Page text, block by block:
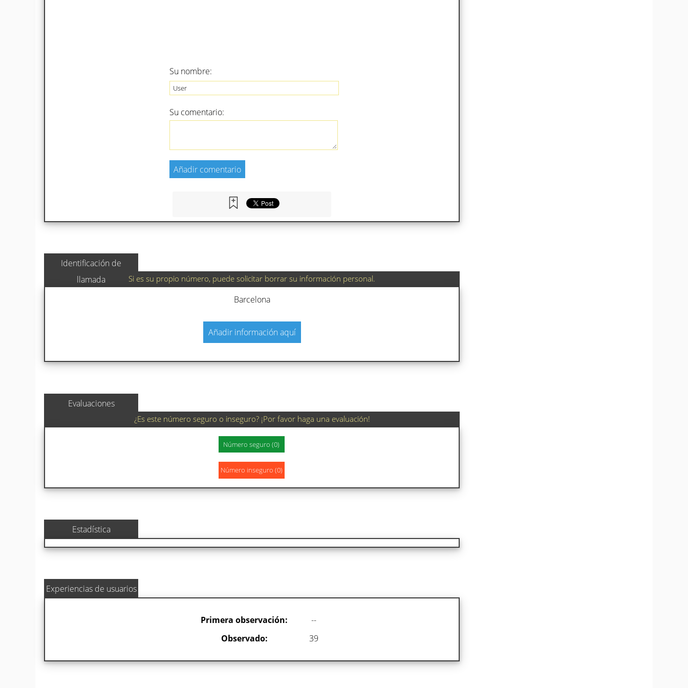
Su nombre:
Su comentario:
Identificación de
llamada
Si es su propio número, puede solicitar borrar su información personal.
Barcelona
Añadir información aquí
Evaluaciones
¿Es este número seguro o inseguro? ¡Por favor haga una evaluación!
Estadística
Experiencias de usuarios
Primera observación:
--
Observado:
39